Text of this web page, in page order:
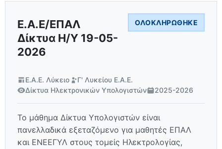
Ε.Α.Ε/ΕΠΑΛ
Δίκτυα Η/Υ 19-05-
2026
ΟΛΟΚΛΗΡΏΘΗΚΕ
Ε.Α.Ε. Λύκειο
Γ' Λυκείου Ε.Α.Ε.
Δίκτυα Ηλεκτρονικών Υπολογιστών
2025-2026
Το μάθημα Δίκτυα Υπολογιστών είναι
πανελλαδικά εξεταζόμενο για μαθητές ΕΠΑΛ
και ΕΝΕΕΓΥΛ στους τομείς Ηλεκτρολογίας,